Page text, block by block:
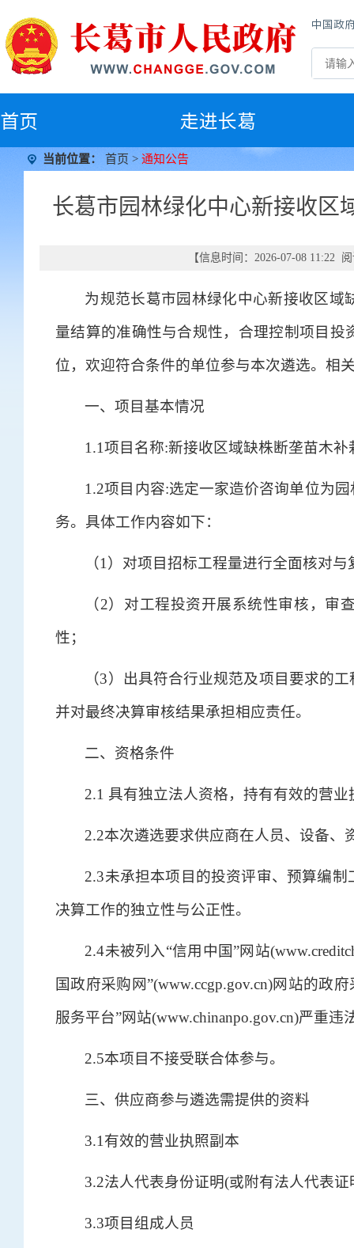
中国政
首页 走进长葛
当前位置： 首页 > 通知公告
长葛市园林绿化中心新接收区
【信息时间：2026-07-08 11:22
为规范长葛市园林绿化中心新接收区域
量结算的准确性与合规性，合理控制项目
位，欢迎符合条件的单位参与本次遴选。相
一、项目基本情况
1.1项目名称:新接收区域缺株断垄苗木补
1.2项目内容:选定一家造价咨询单位为
务。具体工作内容如下：
（1）对项目招标工程量进行全面核对
（2）对工程投资开展系统性审核，
性；
（3）出具符合行业规范及项目要求的
并对最终决算审核结果承担相应责任。
二、资格条件
2.1 具有独立法人资格，持有有效的营业
2.2本次遴选要求供应商在人员、设备
2.3未承担本项目的投资评审、预算编
决算工作的独立性与公正性。
2.4未被列入“信用中国”网站
国政府采购网”(www.ccgp.gov.cn)网站的政
服务平台”网站(www.chinanpo.gov.cn)严重违
2.5本项目不接受联合体参与。
三、供应商参与遴选需提供的资料
3.1有效的营业执照副本
3.2法人代表身份证明(或附有法人代表
3.3项目组成人员